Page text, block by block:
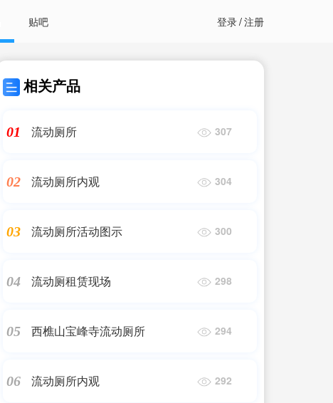
贴吧 登录/注册
相关产品
01 流动厕所 307
02 流动厕所内观 304
03 流动厕所活动图示 300
04 流动厕租赁现场 298
05 西樵山宝峰寺流动厕所 294
06 流动厕所内观 292